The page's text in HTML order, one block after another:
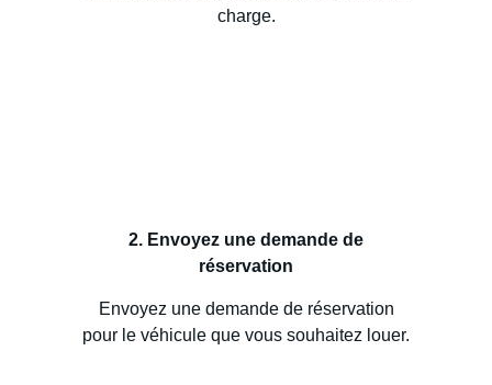
charge.
2. Envoyez une demande de
réservation
Envoyez une demande de réservation
pour le véhicule que vous souhaitez louer.